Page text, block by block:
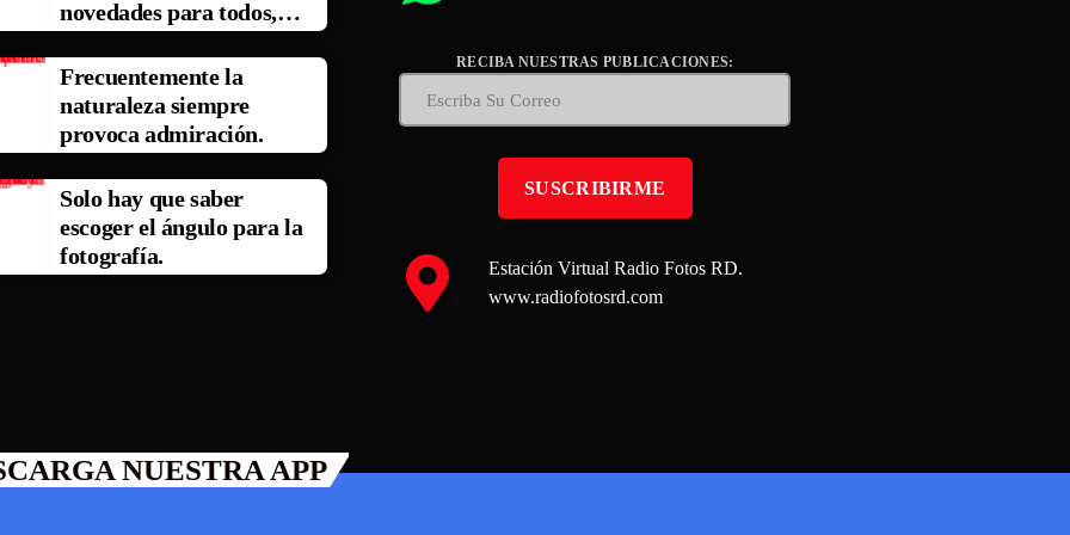
novedades para todos,
Frecuentemente la
naturaleza siempre
provoca admiración.
Solo hay que saber
escoger el ángulo para la
fotografía.
RECIBA NUESTRAS PUBLICACIONES:
Estación Virtual Radio Fotos RD.
www.radiofotosrd.com
NUESTRA APP